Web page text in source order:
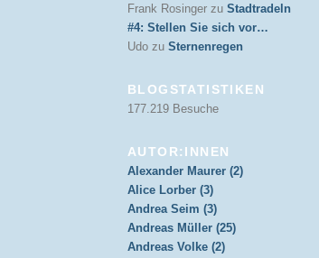
Frank Rosinger zu Stadtradeln
#4: Stellen Sie sich vor…
Udo zu Sternenregen
BLOGSTATISTIKEN
177.219 Besuche
AUTOR:INNEN
Alexander Maurer (2)
Alice Lorber (3)
Andrea Seim (3)
Andreas Müller (25)
Andreas Volke (2)